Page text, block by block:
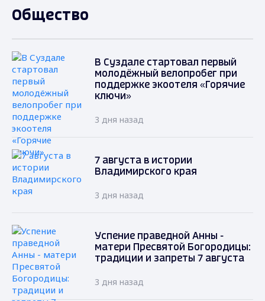
Общество
В Суздале стартовал первый
молодёжный велопробег при
поддержке экоотеля «Горячие
ключи»
3 дня назад
7 августа в истории
Владимирского края
3 дня назад
Успение праведной Анны -
матери Пресвятой Богородицы:
традиции и запреты 7 августа
3 дня назад